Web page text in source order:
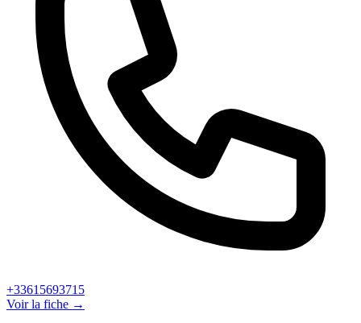
+33615693715
Voir la fiche →